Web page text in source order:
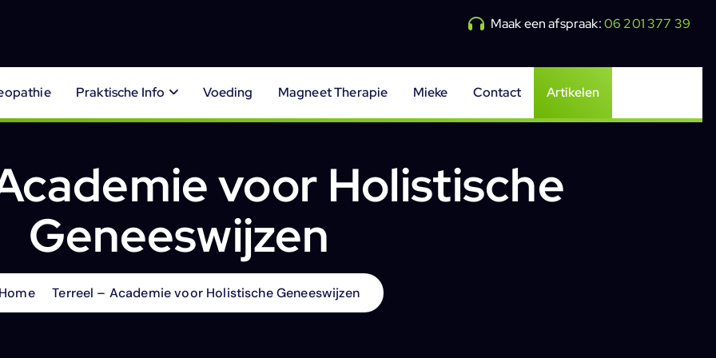
Maak een afspraak:06 201 377 39
Praktische Info Voeding Magneet Therapie Mieke Contact Artikelen
voor Holistische
Geneeswijzen
Home Terreel – Academie voor Holistische Geneeswijzen